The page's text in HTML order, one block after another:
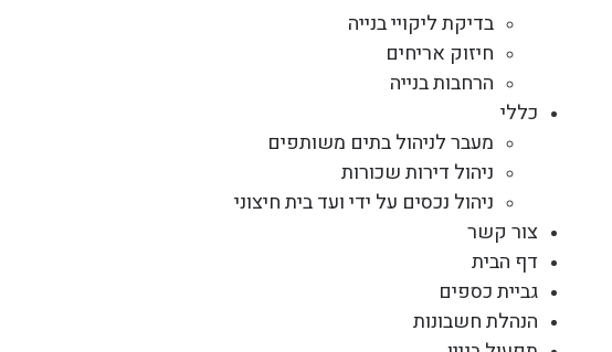
בדיקת ליקויי בנייה
חיזוק אריחים
הרחבות בנייה
כללי
מעבר לניהול בתים משותפים
ניהול דירות שכורות
ניהול נכסים על ידי ועד בית חיצוני
צור קשר
דף הבית
גביית כספים
הנהלת חשבונות